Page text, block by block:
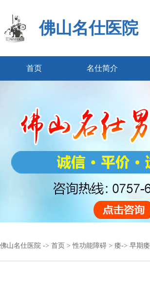
佛山名仕医院
首页 名仕简介
佛山名仕医院 -> 首页 >性功能障碍 > 痿-> 早期